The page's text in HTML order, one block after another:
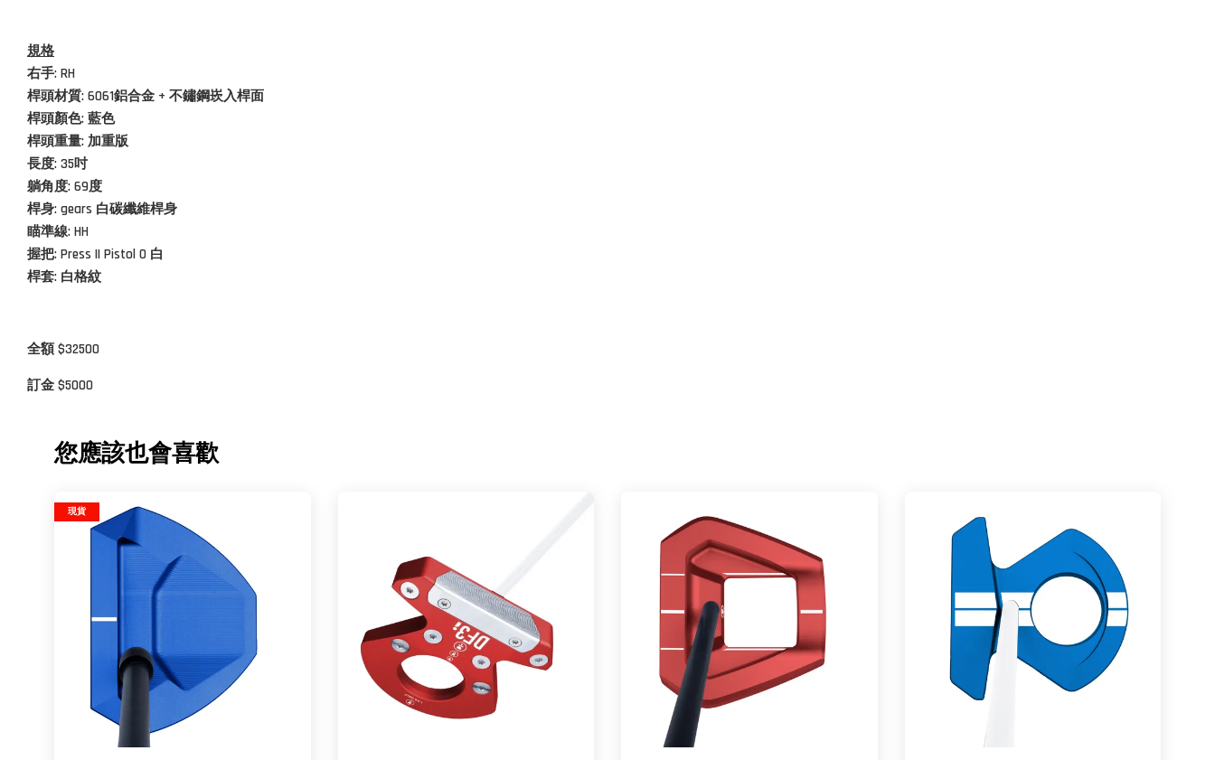
規格
右手: RH
桿頭材質: 6061鋁合金 + 不鏽鋼崁入桿面
桿頭顏色: 藍色
桿頭重量: 加重版
長度: 35吋
躺角度: 69度
桿身: gears 白碳纖維桿身
瞄準線: HH
握把: Press II Pistol 0 白
桿套: 白格紋
全額 $32500
訂金 $5000
您應該也會喜歡
現貨